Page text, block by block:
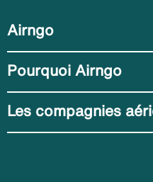
Airngo
Pourquoi Airngo
Les compagnies